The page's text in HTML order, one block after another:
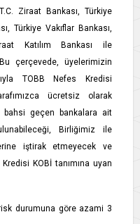
Ziraat Bankası, Türkiye
Türkiye Vakıflar Bankası,
Katılım Bankası ile
çerçevede, üyelerimizin
TOBB Nefes Kredisi
ücretsiz olarak
geçen bankalara ait
Birliğimiz ile
iştirak etmeyecek ve
KOBİ tanımına uyan
durumuna göre azami 3